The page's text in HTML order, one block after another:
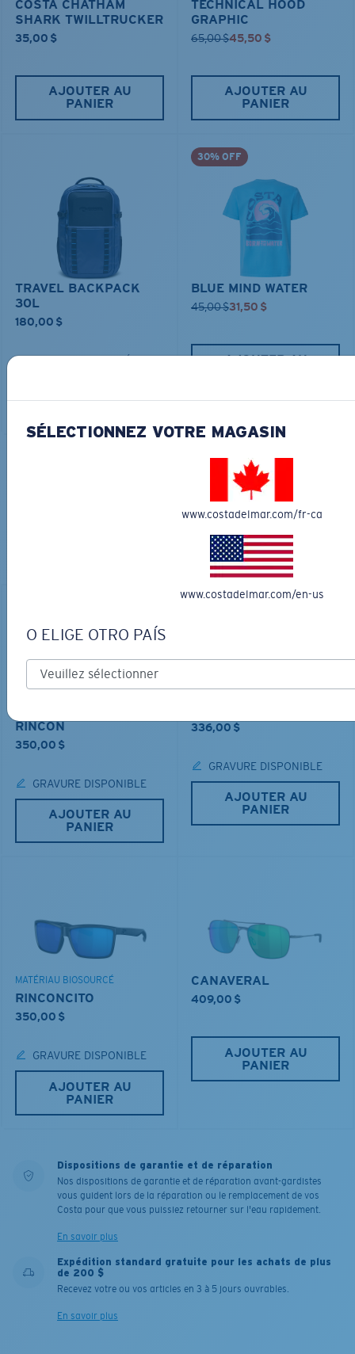
COSTA CHATHAM
SHARK TWILLTRUCKER
35,00 $
AJOUTER AU
PANIER
TECHNICAL HOOD
GRAPHIC
65,00 $45,50 $
AJOUTER AU
PANIER
TRAVEL BACKPACK
30L
180,00 $
LES PLUS RECHERCHÉES
PANIER
30% OFF
BLUE MIND WATER
45,00 $31,50 $
AJOUTER AU
COURONNEZ VOTRE AVENTURE
AVEC LES LUNETTES DE SOLEIL
PARFAITES
Découvrez des lunettes conçues pour chaque aventure
RINCON
350,00 $
GRAVURE DISPONIBLE
AJOUTER AU
PANIER
336,00 $
GRAVURE DISPONIBLE
AJOUTER AU
PANIER
MATÉRIAU BIOSOURCÉ
RINCONCITO
350,00 $
GRAVURE DISPONIBLE
AJOUTER AU
PANIER
CANAVERAL
409,00 $
AJOUTER AU
PANIER
Dispositions de garantie et de réparation
Nos dispositions de garantie et de réparation avant-gardistes
vous guident lors de la réparation ou le remplacement de vos
Costa pour que vous puissiez retourner sur l'eau rapidement.
En savoir plus
Expédition standard gratuite pour les achats de plus
de 200 $
Recevez votre ou vos articles en 3 à 5 jours ouvrables.
En savoir plus
SÉLECTIONNEZ VOTRE MAGASIN
www.costadelmar.com/fr-ca
www.costadelmar.com/en-us
O ELIGE OTRO PAÍS